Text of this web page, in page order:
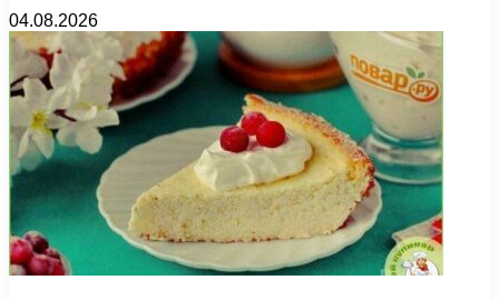
04.08.2026